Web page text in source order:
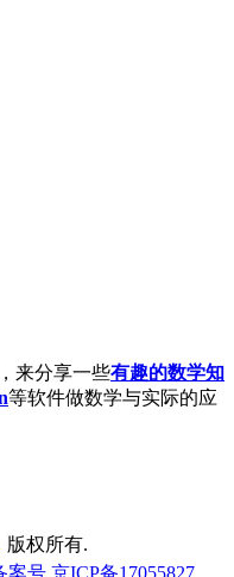
，来分享一些有趣的数学知
等软件做数学与实际的应
版权所有.